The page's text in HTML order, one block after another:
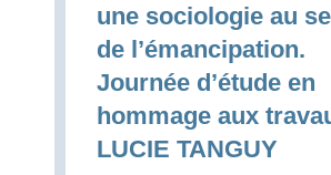
une sociologie au
de l’émancipation.
Journée d’étude en
hommage aux
LUCIE TANGUY